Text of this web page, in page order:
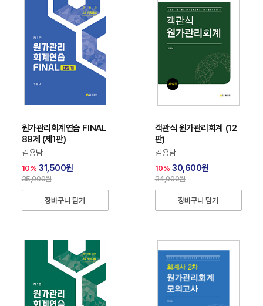
원가관리회계연습 FINAL
89제 (제1판)
김용남
35,000원
10% 31,500원
장바구니 담기
객관식 원가관리회계 (12
판)
김용남
34,000원
10% 30,600원
장바구니 담기